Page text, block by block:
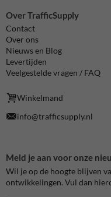
Over TrafficSupply
Contact
Over ons
Nieuws en Blog
Levertijden
Veelgestelde vragen / FAQ
Winkelmand
info@trafficsupply.nl
Meld je aan voor onze
Wil je op de hoogte blijven
ontwikkelingen. Vul dan